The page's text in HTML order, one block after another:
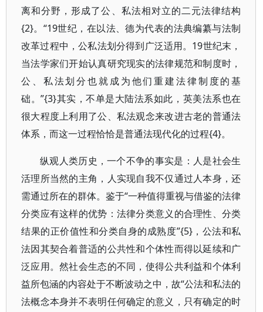
离和分野，形成了公、私法相对立的二元法律结构
{2}。“19世纪，在以法、德为代表的法典编纂与法制
改革过程中，公私法划分得到广泛适用。19世纪末，
当法学家们开始认真研究现实的法律规范和制度时，
公、私法划分也就成为他们重建法律制度的基
础。”{3}其实，不单是大陆法系如此，英美法系也在
很大程度上利用了公、私法观念来改进古老的普通法
体系，而这一过程恰恰是普通法现代化的过程{4}。
纵观人类历史，一个不争的事实是：人是社会生
活理所当然的主角，人实现自我不仅通过人本身，还
需通过所在的群体。鉴于“一种值得重视与借鉴的法律
分类应有这样的优势：法律分类意义的合理性、分类
结果的正价值性和分类自身的成熟度”{5}，公法和私
法因其契合着普适的公共性和个体性而得以延续和广
泛应用。然社会生态的不同，使得公共利益和个体利
益所包涵的内容处于不断波动之中，故“公法和私法的
法概念本身并不表明任何确定的意义，只有确定的时